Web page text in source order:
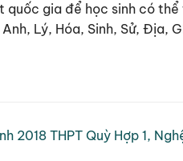
gia để học sinh có thể
Lý, Hóa, Sinh, Sử, Địa,
2018 THPT Quỳ Hợp 1,